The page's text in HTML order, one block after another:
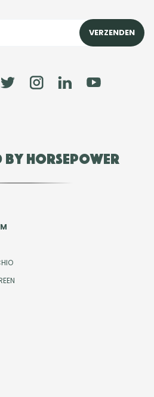
by Horsepower